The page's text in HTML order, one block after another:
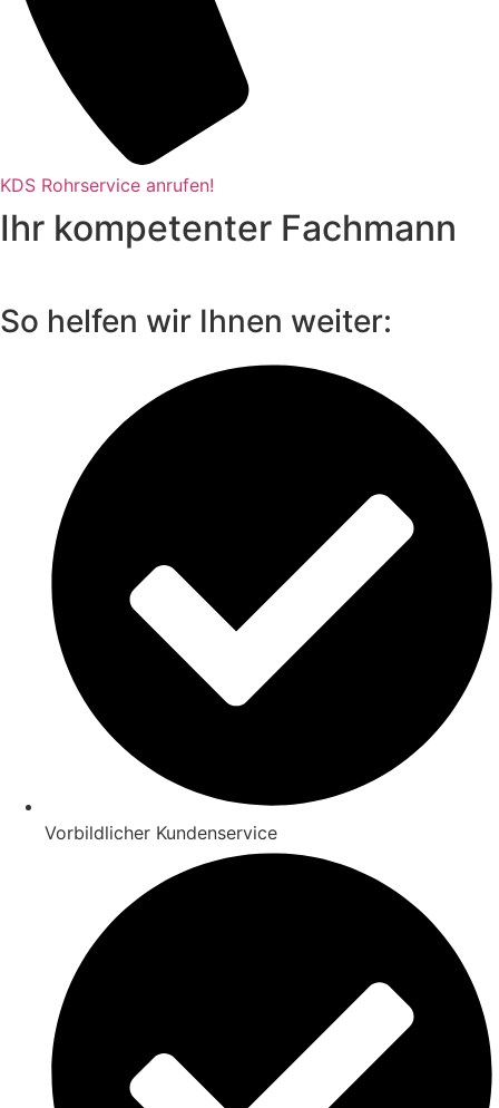
KDS Rohrservice anrufen!
Ihr kompetenter Fachmann
So helfen wir Ihnen weiter:
Vorbildlicher Kundenservice